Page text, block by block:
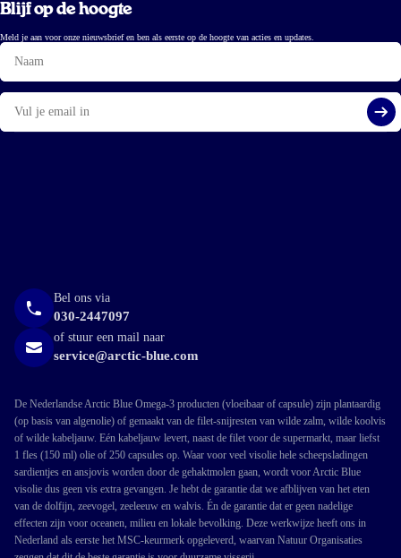
Blijf op de hoogte
Meld je aan voor onze nieuwsbrief en ben als eerste op de hoogte van acties en updates.
Naam
E-
mail
Bel ons via
030-2447097
of stuur een mail naar
service@arctic-blue.com
De Nederlandse Arctic Blue Omega-3 producten (vloeibaar of capsule) zijn plantaardig
(op basis van algenolie) of gemaakt van de filet-snijresten van wilde zalm, wilde koolvis
of wilde kabeljauw. Eén kabeljauw levert, naast de filet voor de supermarkt, maar liefst
1 fles (150 ml) olie of 250 capsules op. Waar voor veel visolie hele scheepsladingen
sardientjes en ansjovis worden door de gehaktmolen gaan, wordt voor Arctic Blue
visolie dus geen vis extra gevangen. Je hebt de garantie dat we afblijven van het eten
van de dolfijn, zeevogel, zeeleeuw en walvis. Én de garantie dat er geen nadelige
effecten zijn voor oceanen, milieu en lokale bevolking. Deze werkwijze heeft ons in
Nederland als eerste het MSC-keurmerk opgeleverd, waarvan Natuur Organisaties